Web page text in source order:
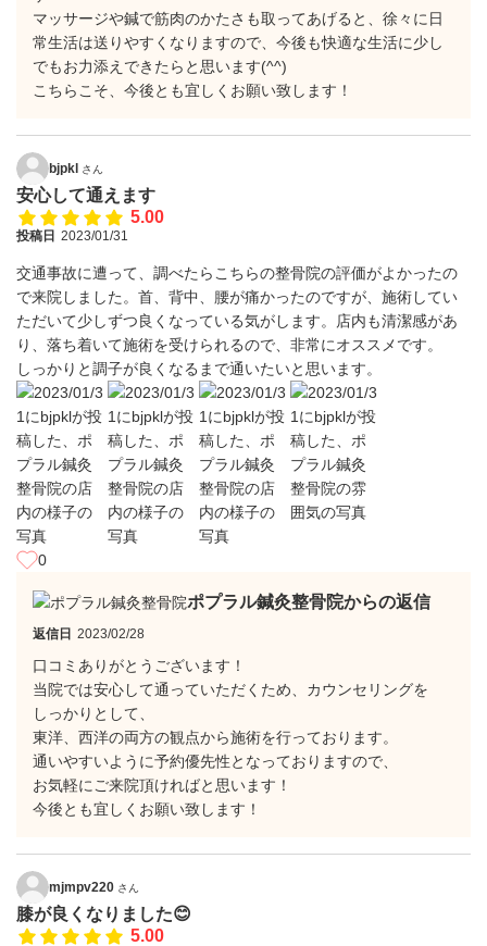
マッサージや鍼で筋肉のかたさも取ってあげると、徐々に日
常生活は送りやすくなりますので、今後も快適な生活に少し
でもお力添えできたらと思います(^^)
こちらこそ、今後とも宜しくお願い致します！
bjpkl さん
安心して通えます
5.00
投稿日 2023/01/31
交通事故に遭って、調べたらこちらの整骨院の評価がよかったの
で来院しました。首、背中、腰が痛かったのですが、施術してい
ただいて少しずつ良くなっている気がします。店内も清潔感があ
り、落ち着いて施術を受けられるので、非常にオススメです。
しっかりと調子が良くなるまで通いたいと思います。
0
ポプラル鍼灸整骨院からの返信
返信日 2023/02/28
口コミありがとうございます！
当院では安心して通っていただくため、カウンセリングを
しっかりとして、
東洋、西洋の両方の観点から施術を行っております。
通いやすいように予約優先性となっておりますので、
お気軽にご来院頂ければと思います！
今後とも宜しくお願い致します！
mjmpv220 さん
膝が良くなりました😊
5.00